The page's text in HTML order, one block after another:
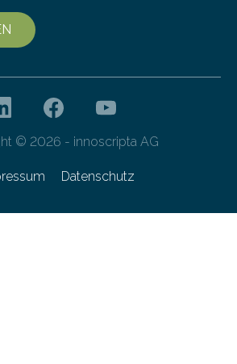
© 2026 - innoscripta AG
Datenschutz